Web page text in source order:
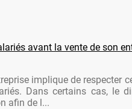
avant la vente de son
implique de respecter
Dans certains cas, le
afin de l...